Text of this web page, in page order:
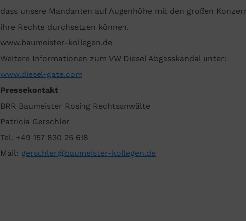
dass unsere Mandanten auf Augenhöhe mit den großen
ihre Rechte durchsetzen können.
www.baumeister-kollegen.de
Weitere Informationen zum VW Diesel Abgasskandal unter:
www.diesel-gate.com
Pressekontakt
BRR Baumeister Rosing Rechtsanwälte
Patricia Gerschler
Tel. +49 157 830 25 618
Mail: gerschler@baumeister-kollegen.de